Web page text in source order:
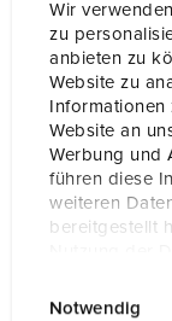
Wir
zu
anbieten zu
Website zu
Website an
Werbung und
führen diese
weiteren
bereitgestellt
Notwendig